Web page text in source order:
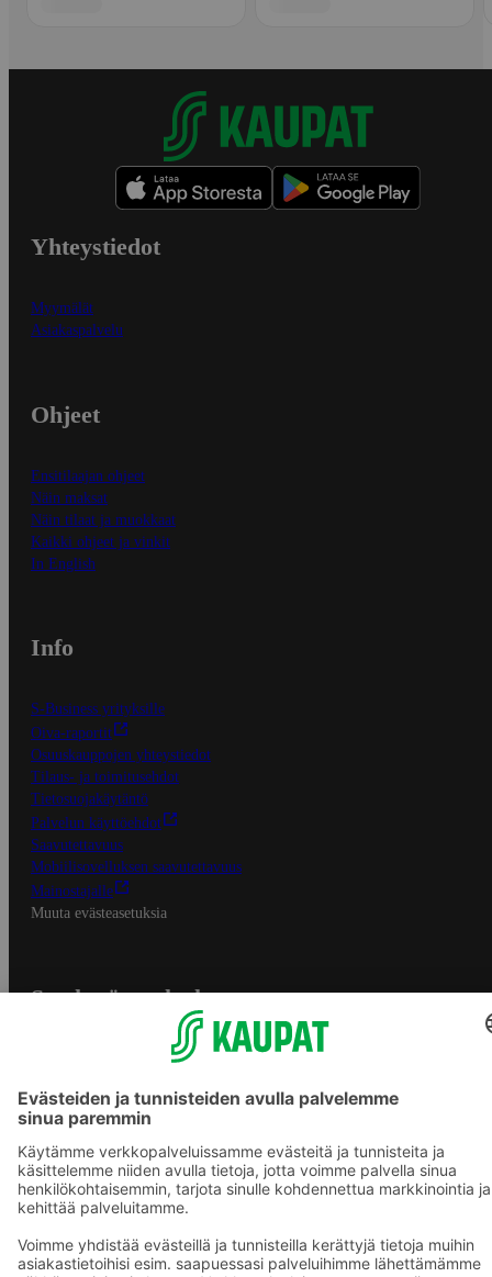
Yhteystiedot
Myymälät
Asiakaspalvelu
Ohjeet
Ensitilaajan ohjeet
Näin maksat
Näin tilaat ja muokkaat
Kaikki ohjeet ja vinkit
In English
Info
S-Business yrityksille
Oiva-raportit
Osuuskauppojen yhteystiedot
Tilaus- ja toimitusehdot
Tietosuojakäytäntö
Palvelun käyttöehdot
Saavutettavuus
Mobiilisovelluksen saavutettavuus
Mainostajalle
Muuta evästeasetuksia
S-ryhmän palvelut
Yhteishyvä Ruoka -sovellus
S-ostoslista -sovellus
Prisma.fi
Sokos.fi
S-Pankki
Sokos Hotels